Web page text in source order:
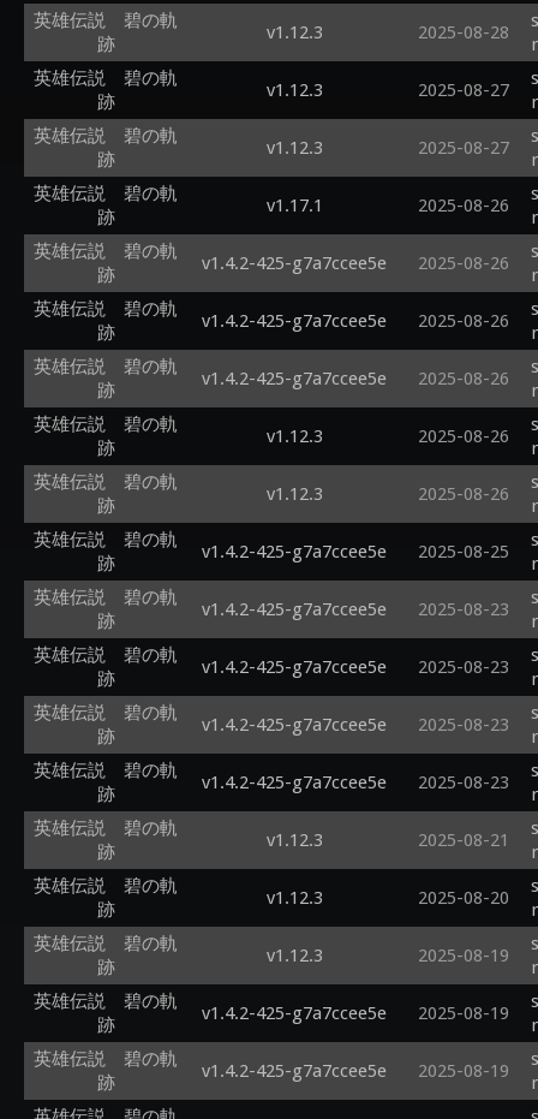
英雄伝説 碧の軌
跡
v1.12.3 2025-08-28
英雄伝説 碧の軌
跡
v1.12.3 2025-08-27
英雄伝説 碧の軌
跡
v1.12.3 2025-08-27
英雄伝説 碧の軌
跡
v1.17.1 2025-08-26
英雄伝説 碧の軌
跡
v1.4.2-425-g7a7ccee5e 2025-08-26
英雄伝説 碧の軌
跡
v1.4.2-425-g7a7ccee5e 2025-08-26
英雄伝説 碧の軌
跡
v1.4.2-425-g7a7ccee5e 2025-08-26
英雄伝説 碧の軌
跡
v1.12.3 2025-08-26
英雄伝説 碧の軌
跡
v1.12.3 2025-08-26
英雄伝説 碧の軌
跡
v1.4.2-425-g7a7ccee5e 2025-08-25
英雄伝説 碧の軌
跡
v1.4.2-425-g7a7ccee5e 2025-08-23
英雄伝説 碧の軌
跡
v1.4.2-425-g7a7ccee5e 2025-08-23
英雄伝説 碧の軌
跡
v1.4.2-425-g7a7ccee5e 2025-08-23
英雄伝説 碧の軌
跡
v1.4.2-425-g7a7ccee5e 2025-08-23
英雄伝説 碧の軌
跡
v1.12.3 2025-08-21
英雄伝説 碧の軌
跡
v1.12.3 2025-08-20
英雄伝説 碧の軌
跡
v1.12.3 2025-08-19
英雄伝説 碧の軌
跡
v1.4.2-425-g7a7ccee5e 2025-08-19
英雄伝説 碧の軌
跡
v1.4.2-425-g7a7ccee5e 2025-08-19